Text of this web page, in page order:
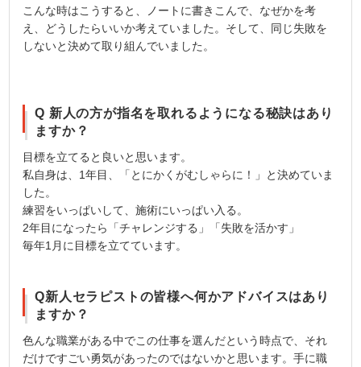
こんな時はこうすると、ノートに書きこんで、なぜかを考
え、どうしたらいいか考えていました。そして、同じ失敗を
しないと決めて取り組んでいました。
Q 新人の方が指名を取れるようになる秘訣はあり
ますか？
目標を立てると良いと思います。
私自身は、1年目、「とにかくがむしゃらに！」と決めていま
した。
練習をいっぱいして、施術にいっぱい入る。
2年目になったら「チャレンジする」「失敗を活かす」
毎年1月に目標を立てています。
Q新人セラピストの皆様へ何かアドバイスはあり
ますか？
色んな職業がある中でこの仕事を選んだという時点で、それ
だけですごい勇気があったのではないかと思います。手に職